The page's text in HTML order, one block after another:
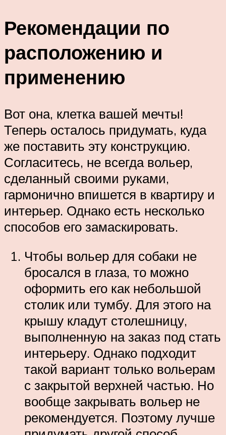
Рекомендации по
расположению и
применению
Вот она, клетка вашей мечты!
Теперь осталось придумать, куда
же поставить эту конструкцию.
Согласитесь, не всегда вольер,
сделанный своими руками,
гармонично впишется в квартиру и
интерьер. Однако есть несколько
способов его замаскировать.
Чтобы вольер для собаки не
бросался в глаза, то можно
оформить его как небольшой
столик или тумбу. Для этого на
крышу кладут столешницу,
выполненную на заказ под стать
интерьеру. Однако подходит
такой вариант только вольерам
с закрытой верхней частью. Но
вообще закрывать вольер не
рекомендуется. Поэтому лучше